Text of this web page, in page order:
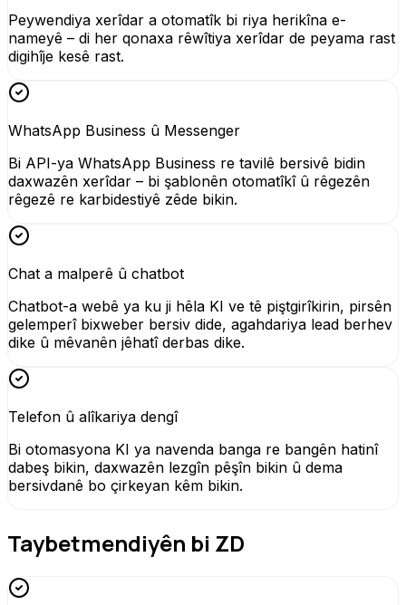
Peywendiya xerîdar a otomatîk bi riya herikîna e-
nameyê – di her qonaxa rêwîtiya xerîdar de peyama rast
digihîje kesê rast.
WhatsApp Business û Messenger
Bi API-ya WhatsApp Business re tavilê bersivê bidin
daxwazên xerîdar – bi şablonên otomatîkî û rêgezên
rêgezê re karbidestiyê zêde bikin.
Chat a malperê û chatbot
Chatbot-a webê ya ku ji hêla KI ve tê piştgirîkirin, pirsên
gelemperî bixweber bersiv dide, agahdariya lead berhev
dike û mêvanên jêhatî derbas dike.
Telefon û alîkariya dengî
Bi otomasyona KI ya navenda banga re bangên hatinî
dabeş bikin, daxwazên lezgîn pêşîn bikin û dema
bersivdanê bo çirkeyan kêm bikin.
Taybetmendiyên bi ZD